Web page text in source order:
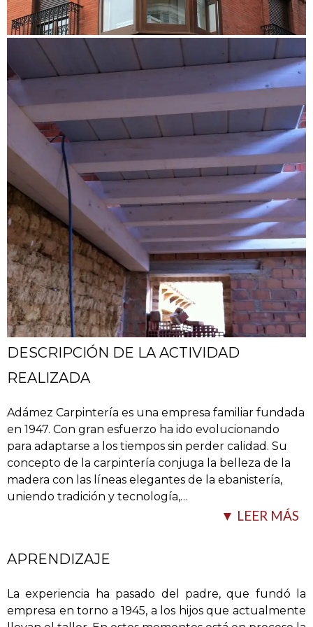
DESCRIPCIÓN DE LA ACTIVIDAD
REALIZADA
Adámez Carpintería es una empresa familiar fundada
en 1947. Con gran esfuerzo ha ido evolucionando
para adaptarse a los tiempos sin perder calidad. Su
concepto de la carpintería conjuga la belleza de la
madera con las líneas elegantes de la ebanistería,
uniendo tradición y tecnología,…
▼ LEER MÁS
APRENDIZAJE
La experiencia ha pasado del padre, que fundó la
empresa en torno a 1945, a los hijos que actualmente